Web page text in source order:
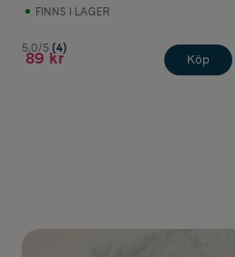
FINNS I LAGER
5.0/5 (4)
89 kr Köp